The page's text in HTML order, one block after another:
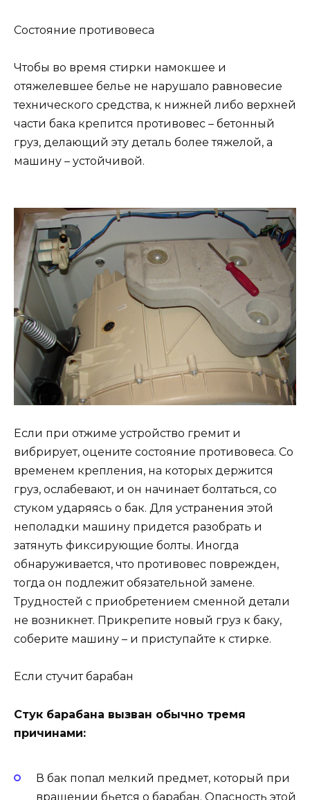
Состояние противовеса
Чтобы во время стирки намокшее и
отяжелевшее белье не нарушало равновесие
технического средства, к нижней либо верхней
части бака крепится противовес – бетонный
груз, делающий эту деталь более тяжелой, а
машину – устойчивой.
Если при отжиме устройство гремит и
вибрирует, оцените состояние противовеса. Со
временем крепления, на которых держится
груз, ослабевают, и он начинает болтаться, со
стуком ударяясь о бак. Для устранения этой
неполадки машину придется разобрать и
затянуть фиксирующие болты. Иногда
обнаруживается, что противовес поврежден,
тогда он подлежит обязательной замене.
Трудностей с приобретением сменной детали
не возникнет. Прикрепите новый груз к баку,
соберите машину – и приступайте к стирке.
Если стучит барабан
Стук барабана вызван обычно тремя
причинами:
В бак попал мелкий предмет, который при
вращении бьется о барабан. Опасность этой